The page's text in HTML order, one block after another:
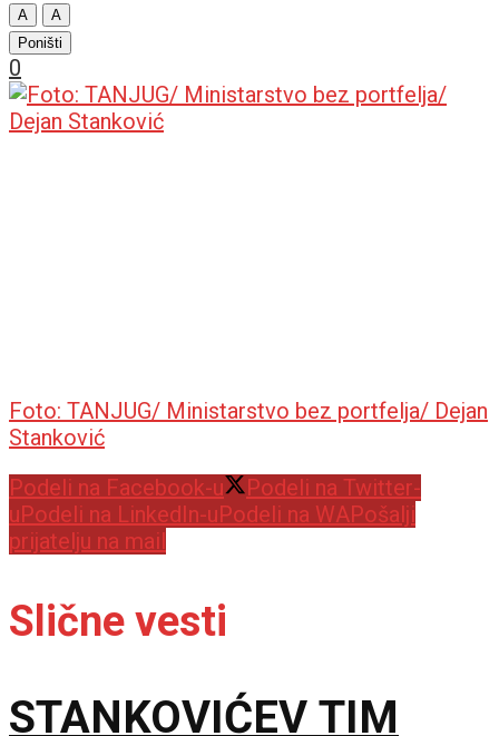
A
A
Poništi
0
Foto: TANJUG/ Ministarstvo bez portfelja/ Dejan
Stanković
Podeli na Facebook-u
Podeli na Twitter-
uPodeli na LinkedIn-uPodeli na WAPošalji
prijatelju na mail
Slične vesti
STANKOVIĆEV TIM